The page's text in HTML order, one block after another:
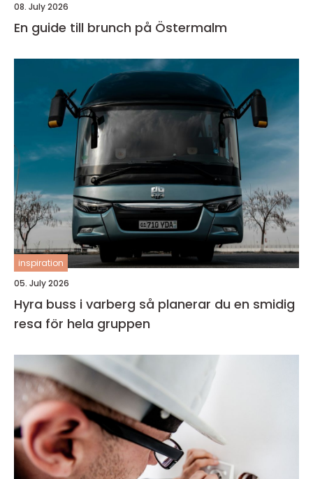
08. July 2026
En guide till brunch på Östermalm
inspiration
05. July 2026
Hyra buss i varberg så planerar du en smidig
resa för hela gruppen